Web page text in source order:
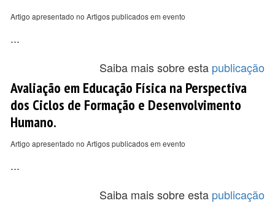
Artigo apresentado no Artigos publicados em evento
...
Saiba mais sobre esta publicação
Avaliação em Educação Física na Perspectiva
dos Ciclos de Formação e Desenvolvimento
Humano.
Artigo apresentado no Artigos publicados em evento
...
Saiba mais sobre esta publicação